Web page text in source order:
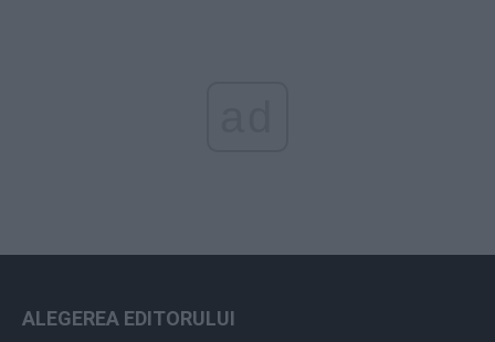
ALEGEREA EDITORULUI